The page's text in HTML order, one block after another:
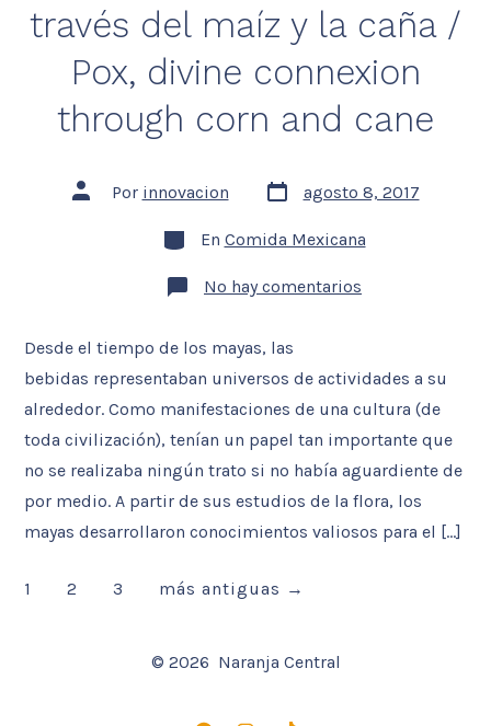
través del maíz y la caña /
Pox, divine connexion
through corn and cane
Autor
de
Por innovacion
Fecha
de
entrada
agosto 8, 2017
Categorías
En Comida Mexicana
No hay comentarios
través
del
maíz
la
caña
/
Pox,
divine
connexion
through
Desde el tiempo de los mayas, las
bebidas representaban universos de actividades a su
alrededor. Como manifestaciones de una cultura (de
toda civilización), tenían un papel tan importante que
no se realizaba ningún trato si no había aguardiente de
por medio. A partir de sus estudios de la flora, los
mayas desarrollaron conocimientos valiosos para el […]
Paginación
1 2 3 más antiguas →
© 2026 Naranja Central